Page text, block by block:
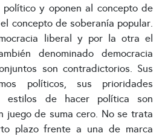
y oponen al concepto de
concepto de soberanía popular.
liberal y por la otra el
denominado democracia
son contradictorios. Sus
políticos, sus prioridades
estilos de hacer política son
juego de suma cero. No se trata
plazo frente a una de marca